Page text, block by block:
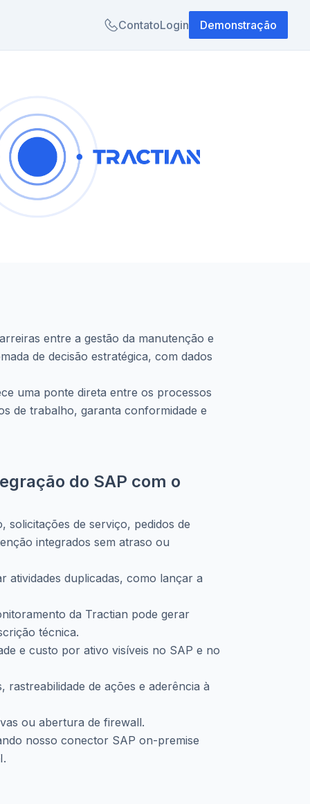
ContatoLogin Demonstração
entre a gestão da manutenção e
de decisão estratégica, com dados
uma ponte direta entre os processos
de trabalho, garanta conformidade e
do SAP com o
solicitações de serviço, pedidos de
integrados sem atraso ou
atividades duplicadas, como lançar a
da Tractian pode gerar
técnica.
e custo por ativo visíveis no SAP e no
rastreabilidade de ações e aderência à
ou abertura de firewall.
nosso conector SAP on-premise